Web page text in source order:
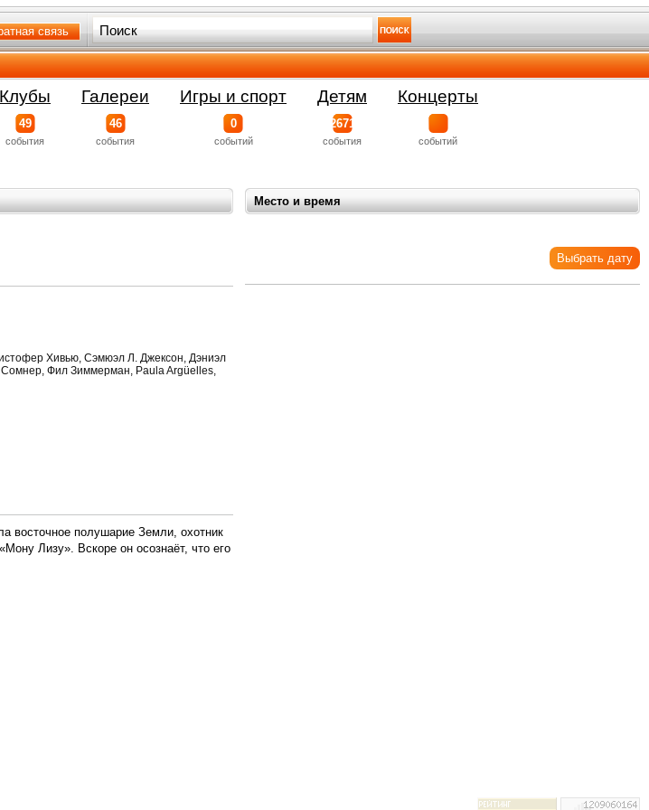
связь
Клубы
49
события
Галереи
46
события
Игры и спорт
0
событий
Детям
2671
события
Концерты
событий
Место и время
Выбрать дату
Хивью, Сэмюэл Л. Джексон, Дэниэл
Фил Зиммерман, Paula Argüelles,
восточное полушарие Земли, охотник
Лизу». Вскоре он осознаёт, что его